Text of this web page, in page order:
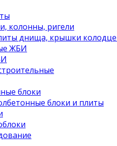
колонны, ригели
днища, крышки
ЖБИ
блоки
блоки и плиты